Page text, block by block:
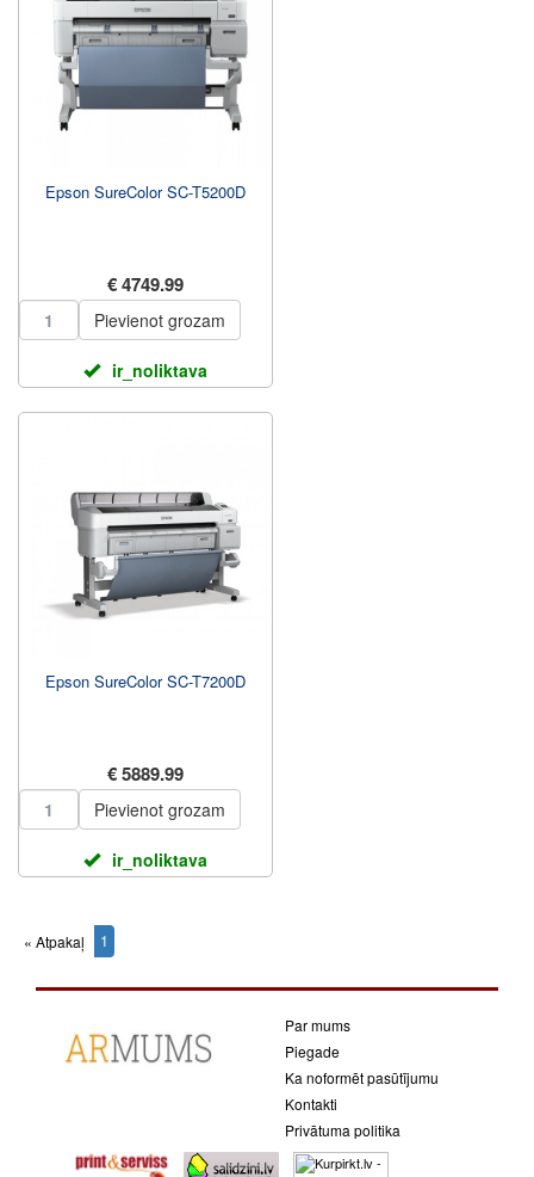
Epson SureColor SC-T5200D
€ 4749.99
Pievienot grozam
ir_noliktava
Epson SureColor SC-T7200D
€ 5889.99
Pievienot grozam
ir_noliktava
« Atpakaļ 1
Par mums
Piegade
Ka noformēt pasūtījumu
Kontakti
Privātuma politika